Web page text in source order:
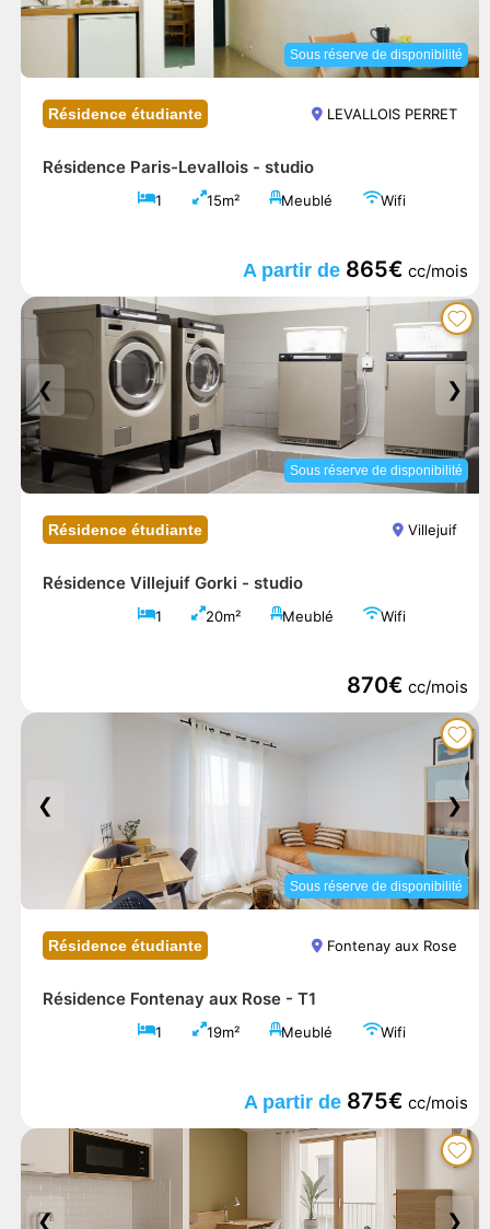
Sous réserve de disponibilité
Résidence étudiante LEVALLOIS PERRET
Résidence Paris-Levallois - studio
1 15m² Meublé Wifi
A partir de 865€ cc/mois
❮ ❯
Sous réserve de disponibilité
Résidence étudiante Villejuif
Résidence Villejuif Gorki - studio
1 20m² Meublé Wifi
870€ cc/mois
❮ ❯
Sous réserve de disponibilité
Résidence étudiante Fontenay aux Rose
Résidence Fontenay aux Rose - T1
1 19m² Meublé Wifi
A partir de 875€ cc/mois
❮ ❯